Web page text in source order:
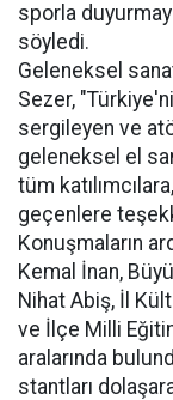
sporla
söyledi.
Geleneksel
Sezer,
sergileyen ve
geleneksel el
tüm
geçenlere
Konuşmaların
Kemal İnan,
Nihat Abiş, İl
ve İlçe Milli
aralarında
stantları